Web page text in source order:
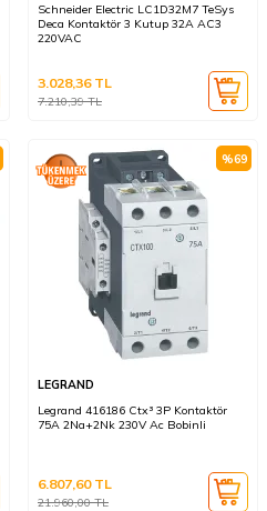
Schneider Electric LC1D32M7 TeSys
Deca Kontaktör 3 Kutup 32A AC3
220VAC
7.210,39TL
3.028,36TL
%69
LEGRAND
Legrand 416186 Ctx³ 3P Kontaktör
75A 2Na+2Nk 230V Ac Bobinli
21.960,00TL
6.807,60TL